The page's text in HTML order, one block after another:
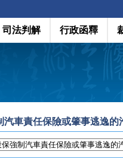
司法判解 行政函釋
汽車責任保險或肇事逃逸